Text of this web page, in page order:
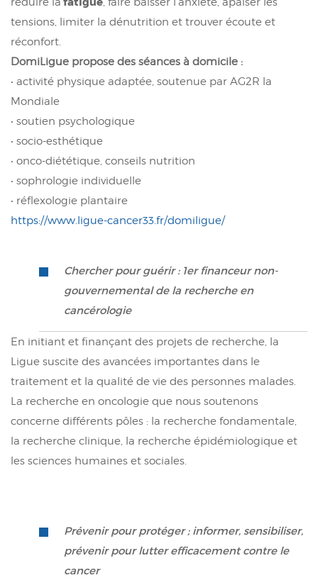
tensions, limiter la dénutrition et trouver écoute et
réconfort.
DomiLigue propose des séances à domicile :
• activité physique adaptée, soutenue par AG2R la
Mondiale
• soutien psychologique
• socio-esthétique
• onco-diététique, conseils nutrition
• sophrologie individuelle
• réflexologie plantaire
https://www.ligue-cancer33.fr/domiligue/
Chercher pour guérir : 1er financeur non-
gouvernemental de la recherche en
cancérologie
En initiant et finançant des projets de recherche, la
Ligue suscite des avancées importantes dans le
traitement et la qualité de vie des personnes malades.
La recherche en oncologie que nous soutenons
concerne différents pôles : la recherche fondamentale,
la recherche clinique, la recherche épidémiologique et
les sciences humaines et sociales.
Prévenir pour protéger ; informer, sensibiliser,
prévenir pour lutter efficacement contre le
cancer